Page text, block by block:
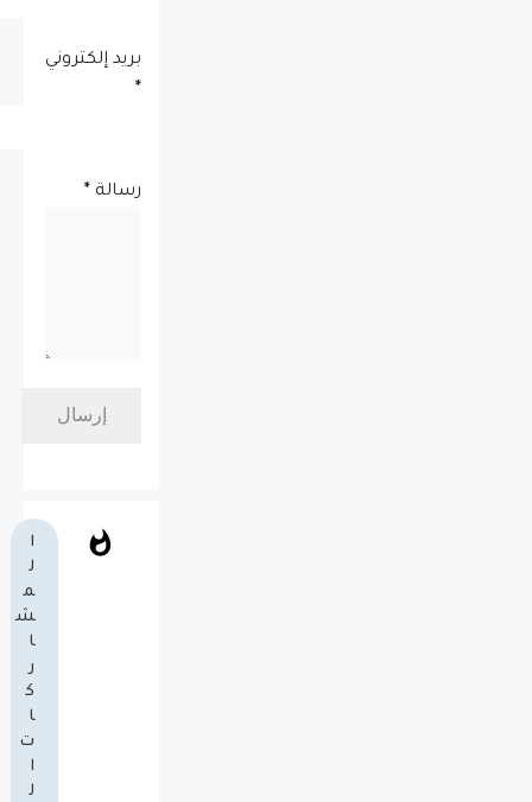
بريد إلكتروني
*
رسالة *
ا
ل
م
ش
ا
ر
ك
ا
ت
ا
ل